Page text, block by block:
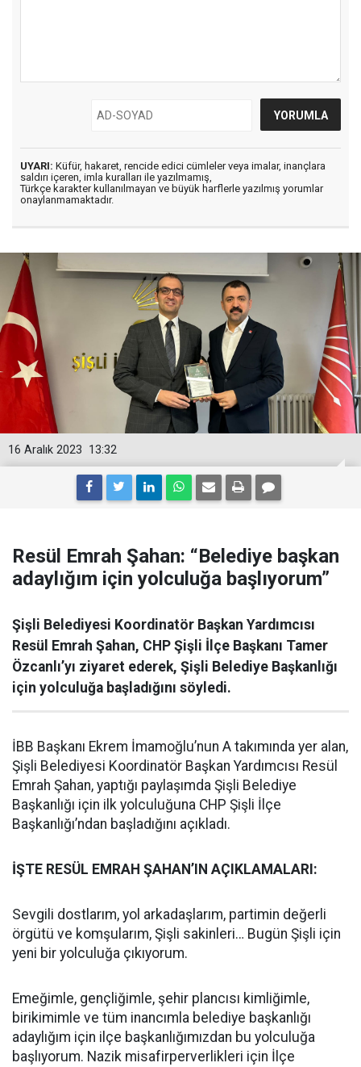
UYARI: Küfür, hakaret, rencide edici cümleler veya imalar, inançlara
saldırı içeren, imla kuralları ile yazılmamış,
Türkçe karakter kullanılmayan ve büyük harflerle yazılmış yorumlar
onaylanmamaktadır.
13:32
16 Aralık 2023
Resül Emrah Şahan: “Belediye başkan
adaylığım için yolculuğa başlıyorum”
Şişli Belediyesi Koordinatör Başkan Yardımcısı
Resül Emrah Şahan, CHP Şişli İlçe Başkanı Tamer
Özcanlı’yı ziyaret ederek, Şişli Belediye Başkanlığı
için yolculuğa başladığını söyledi.
İBB Başkanı Ekrem İmamoğlu’nun A takımında yer alan,
Şişli Belediyesi Koordinatör Başkan Yardımcısı Resül
Emrah Şahan, yaptığı paylaşımda Şişli Belediye
Başkanlığı için ilk yolculuğuna CHP Şişli İlçe
Başkanlığı’ndan başladığını açıkladı.
İŞTE RESÜL EMRAH ŞAHAN’IN AÇIKLAMALARI:
Sevgili dostlarım, yol arkadaşlarım, partimin değerli
örgütü ve komşularım, Şişli sakinleri… Bugün Şişli için
yeni bir yolculuğa çıkıyorum.
Emeğimle, gençliğimle, şehir plancısı kimliğimle,
birikimimle ve tüm inancımla belediye başkanlığı
adaylığım için ilçe başkanlığımızdan bu yolculuğa
başlıyorum. Nazik misafirperverlikleri için İlçe